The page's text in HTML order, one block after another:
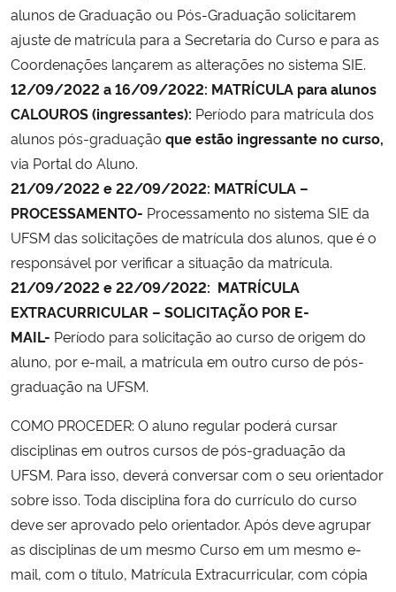
alunos de Graduação ou Pós-Graduação solicitarem
ajuste de matrícula para a Secretaria do Curso e para as
Coordenações lançarem as alterações no sistema SIE.
12/09/2022 a 16/09/2022: MATRÍCULA para alunos
CALOUROS (ingressantes): Período para matrícula dos
alunos pós-graduação que estão ingressante no curso,
via Portal do Aluno.
21/09/2022 e 22/09/2022: MATRÍCULA –
PROCESSAMENTO- Processamento no sistema SIE da
UFSM das solicitações de matrícula dos alunos, que é o
responsável por verificar a situação da matrícula.
21/09/2022 e 22/09/2022: MATRÍCULA
EXTRACURRICULAR – SOLICITAÇÃO POR E-
MAIL- Período para solicitação ao curso de origem do
aluno, por e-mail, a matrícula em outro curso de pós-
graduação na UFSM.
COMO PROCEDER: O aluno regular poderá cursar
disciplinas em outros cursos de pós-graduação da
UFSM. Para isso, deverá conversar com o seu orientador
sobre isso. Toda disciplina fora do currículo do curso
deve ser aprovado pelo orientador. Após deve agrupar
as disciplinas de um mesmo Curso em um mesmo e-
mail, com o título, Matrícula Extracurricular, com cópia